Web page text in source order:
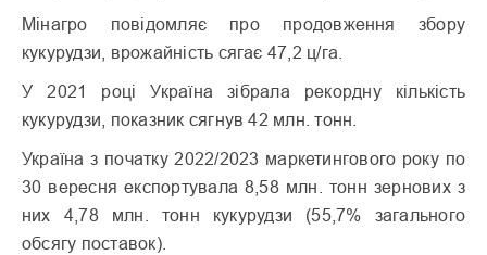
Мінагро повідомляє про продовження збору
кукурудзи, врожайність сягає 47,2 ц/га.
У 2021 році Україна зібрала рекордну кількість
кукурудзи, показник сягнув 42 млн. тонн.
Україна з початку 2022/2023 маркетингового року по
30 вересня експортувала 8,58 млн. тонн зернових з
них 4,78 млн. тонн кукурудзи (55,7% загального
обсягу поставок).